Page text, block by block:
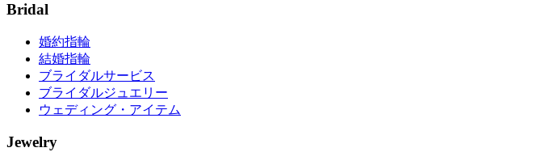
Bridal
婚約指輪
結婚指輪
ブライダルサービス
ブライダルジュエリー
ウェディング・アイテム
Jewelry